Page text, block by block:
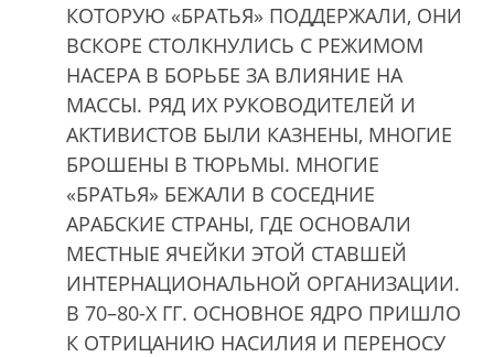
КОТОРУЮ «БРАТЬЯ» ПОДДЕРЖАЛИ, ОНИ
ВСКОРЕ СТОЛКНУЛИСЬ С РЕЖИМОМ
НАСЕРА В БОРЬБЕ ЗА ВЛИЯНИЕ НА
МАССЫ. РЯД ИХ РУКОВОДИТЕЛЕЙ И
АКТИВИСТОВ БЫЛИ КАЗНЕНЫ, МНОГИЕ
БРОШЕНЫ В ТЮРЬМЫ. МНОГИЕ
«БРАТЬЯ» БЕЖАЛИ В СОСЕДНИЕ
АРАБСКИЕ СТРАНЫ, ГДЕ ОСНОВАЛИ
МЕСТНЫЕ ЯЧЕЙКИ ЭТОЙ СТАВШЕЙ
ИНТЕРНАЦИОНАЛЬНОЙ ОРГАНИЗАЦИИ.
В 70–80-Х ГГ. ОСНОВНОЕ ЯДРО ПРИШЛО
К ОТРИЦАНИЮ НАСИЛИЯ И ПЕРЕНОСУ